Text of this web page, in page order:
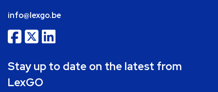
info@lexgo.be
Stay up to date on the latest from
LexGO